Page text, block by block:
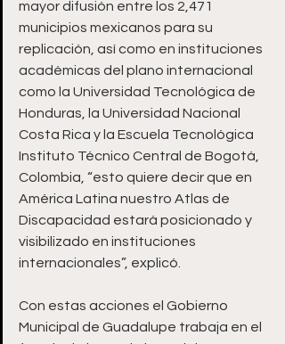
mayor difusión entre los 2,471
municipios mexicanos para su
replicación, así como en instituciones
académicas del plano internacional
como la Universidad Tecnológica de
Honduras, la Universidad Nacional
Costa Rica y la Escuela Tecnológica
Instituto Técnico Central de Bogotá,
Colombia, “esto quiere decir que en
América Latina nuestro Atlas de
Discapacidad estará posicionado y
visibilizado en instituciones
internacionales”, explicó.
Con estas acciones el Gobierno
Municipal de Guadalupe trabaja en el